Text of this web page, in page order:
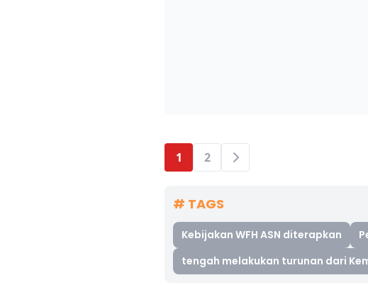
1 2
# TAGS
Kebijakan WFH ASN diterapkan
tengah melakukan turunan dari